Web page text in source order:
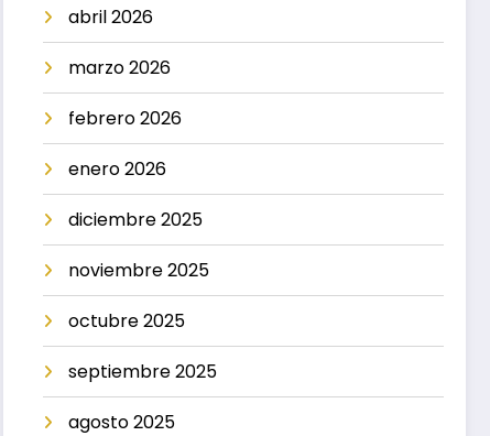
abril 2026
marzo 2026
febrero 2026
enero 2026
diciembre 2025
noviembre 2025
octubre 2025
septiembre 2025
agosto 2025